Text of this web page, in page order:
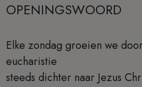
OPENINGSWOORD
Elke zondag groeien we
eucharistie
steeds dichter naar Jezus